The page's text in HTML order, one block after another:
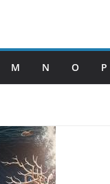
M N O P